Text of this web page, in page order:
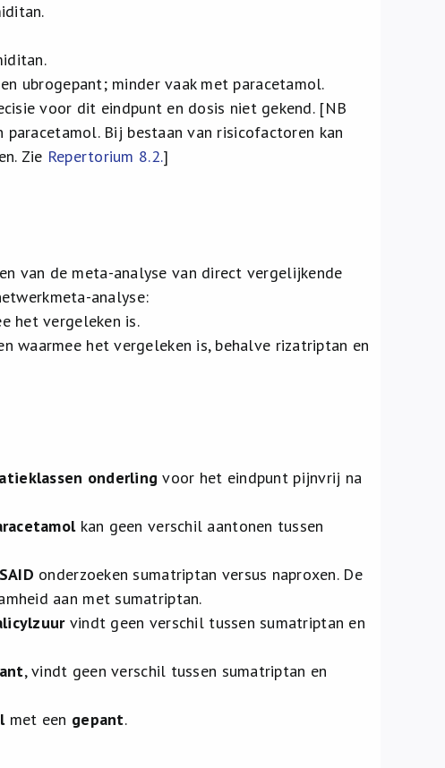
ubrogepant; minder vaak met paracetamol.
voor dit eindpunt en dosis niet gekend. [NB
Bij bestaan van risicofactoren kan
Zie Repertorium 8.2.]
van de meta-analyse van direct vergelijkende
analyse:
het vergeleken is.
waarmee het vergeleken is, behalve rizatriptan en
onderlingvoor het eindpunt pijnvrij na
kan geen verschil aantonen tussen
onderzoeken sumatriptan versus naproxen. De
aan met sumatriptan.
vindt geen verschil tussen sumatriptan en
, vindt geen verschil tussen sumatriptan en
met een gepant.